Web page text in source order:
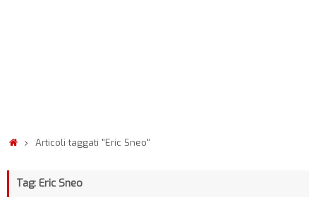
Articoli taggati "Eric Sneo"
Tag: Eric Sneo